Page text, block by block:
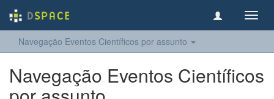
Navegação Eventos Científicos por assunto
Navegação Eventos Científicos